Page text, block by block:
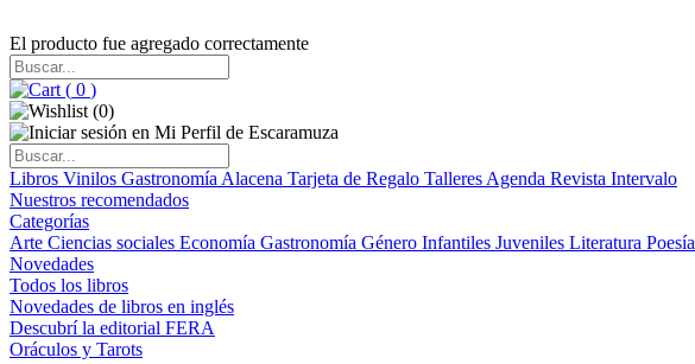
El producto fue agregado correctamente
( 0 )
(0)
Libros Vinilos Gastronomía Alacena Tarjeta de Regalo Talleres Agenda Revista Intervalo
Nuestros recomendados
Categorías
Arte Ciencias sociales Economía Gastronomía Género Infantiles Juveniles Literatura Poesía
Novedades
Todos los libros
Novedades de libros en inglés
Descubrí la editorial FERA
Oráculos y Tarots